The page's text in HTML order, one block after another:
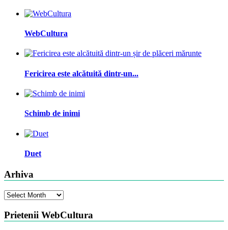
WebCultura
Fericirea este alcătuită dintr-un...
Schimb de inimi
Duet
Arhiva
Arhiva
Prietenii WebCultura